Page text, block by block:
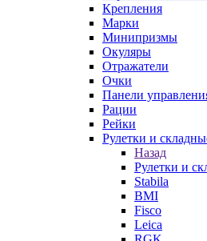
Крепления
Марки
Минипризмы
Окуляры
Отражатели
Очки
Панели
Рации
Рейки
Рулетки и
Назад
Рулетки и
Stabila
BMI
Fisco
Leica